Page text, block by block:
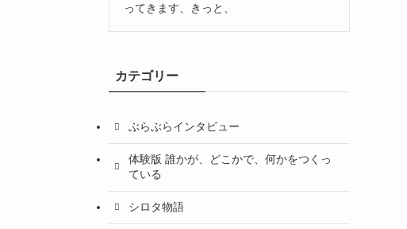
ってきます、きっと、
カテゴリー
ぶらぶらインタビュー
体験版 誰かが、どこかで、何かをつくっ
ている
シロタ物語